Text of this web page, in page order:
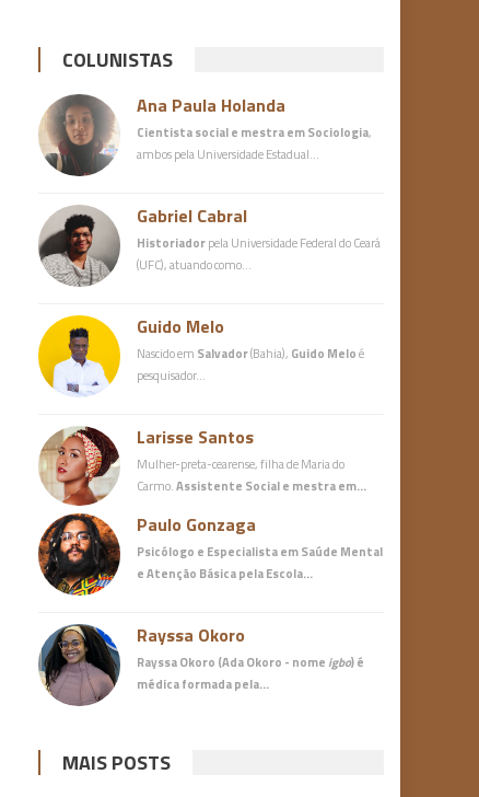
COLUNISTAS
Ana Paula Holanda
Cientista social e mestra em Sociologia,
ambos pela Universidade Estadual…
Gabriel Cabral
Historiadorpela Universidade Federal do Ceará
(UFC), atuando como…
Guido Melo
Nascido em Salvador(Bahia), Guido Meloé
pesquisador…
Larisse Santos
Mulher-preta-cearense, filha de Maria do
Carmo.Assistente Social e mestra em…
Paulo Gonzaga
Psicólogo e Especialista em Saúde Mental
e Atenção Básicapela Escola…
Rayssa Okoro
Rayssa Okoro (Ada Okoro - nome igbo) é
médicaformada pela…
MAIS POSTS